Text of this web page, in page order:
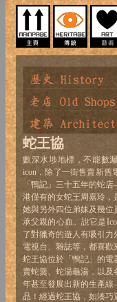
蛇王協
數深水埗地標，不能數
icon，除了一街售賣新舊
「鴨記」三十五年的蛇
港僅有的女蛇王周嘉玲，
她與另外四位弟妹及幾位
承父親的心血。說它是
了對獵奇的遊人有吸引力
電視台、雜誌等，都喜歡
蛇王協位於「鴨記」的電
賣蛇羹、蛇湯龜湯，以及
年甚至發展出新的生產
品！經過蛇王協，如湊巧